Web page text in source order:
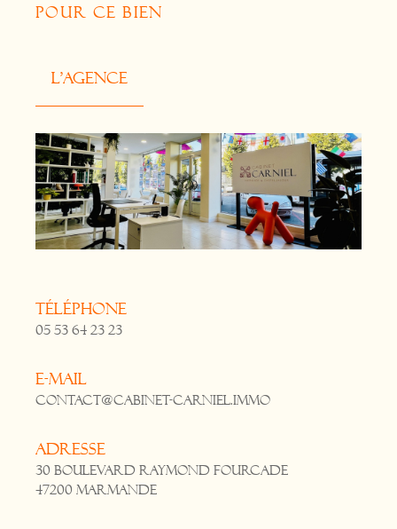
POUR CE BIEN
L'agence
Téléphone
05 53 64 23 23
E-mail
contact@cabinet-carniel.immo
Adresse
30 Boulevard Raymond Fourcade
47200 Marmande